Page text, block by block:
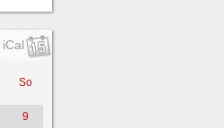
iCal
So
9